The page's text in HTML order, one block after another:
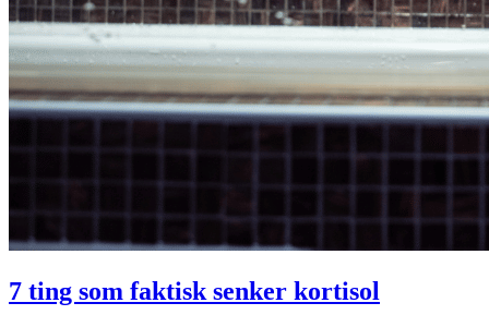
7 ting som faktisk senker kortisol